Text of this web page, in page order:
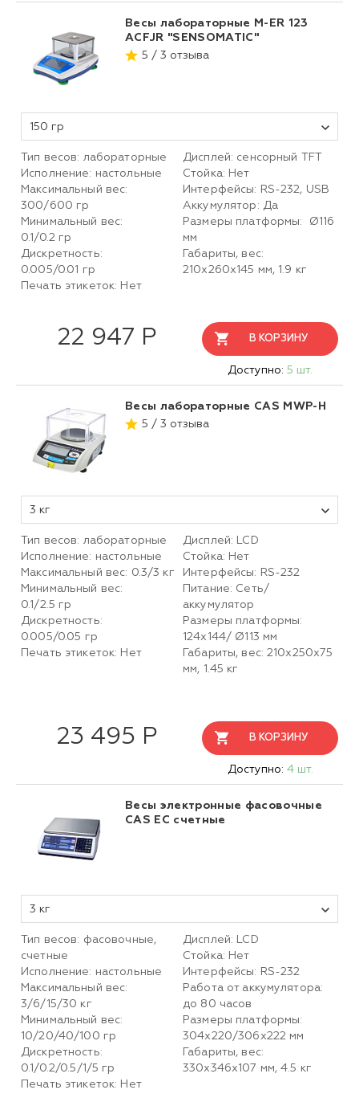
Весы лабораторные M-ER 123
АCFJR "SENSOMATIC"
5 / 3 отзыва
150 гр
Тип весов: лабораторные
Исполнение: настольные
Максимальный вес:
300/600 гр
Минимальный вес:
0.1/0.2 гр
Дискретность:
0.005/0.01 гр
Печать этикеток: Нет
Дисплей: сенсорный TFT
Стойка: Нет
Интерфейсы: RS-232, USB
Аккумулятор: Да
Размеры платформы: Ø116
мм
Габариты, вес:
210х260х145 мм, 1.9 кг
22 947 Р В КОРЗИНУ
Доступно: 5 шт.
Весы лабораторные CAS MWP-H
5 / 3 отзыва
3 кг
Тип весов: лабораторные
Исполнение: настольные
Максимальный вес: 0.3/3 кг
Минимальный вес:
0.1/2.5 гр
Дискретность:
0.005/0.05 гр
Печать этикеток: Нет
Дисплей: LCD
Стойка: Нет
Интерфейсы: RS-232
Питание: Сеть/
аккумулятор
Размеры платформы:
124х144/ Ø113 мм
Габариты, вес: 210х250х75
мм, 1.45 кг
23 495 Р В КОРЗИНУ
Доступно: 4 шт.
Весы электронные фасовочные
CAS EC счетные
3 кг
Тип весов: фасовочные,
счетные
Исполнение: настольные
Максимальный вес:
3/6/15/30 кг
Минимальный вес:
10/20/40/100 гр
Дискретность:
0.1/0.2/0.5/1/5 гр
Печать этикеток: Нет
Дисплей: LCD
Стойка: Нет
Интерфейсы: RS-232
Работа от аккумулятора:
до 80 часов
Размеры платформы:
304x220/306x222 мм
Габариты, вес:
330x346x107 мм, 4.5 кг